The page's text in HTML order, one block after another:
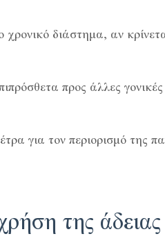
διάστημα, αν
προς άλλες
για τον περιορισμό της
της άδειας